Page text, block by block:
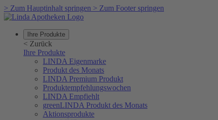
> Zum Hauptinhalt springen > Zum Footer springen
Ihre Produkte
< Zurück
Ihre Produkte
LINDA Eigenmarke
Produkt des Monats
LINDA Premium Produkt
Produktempfehlungswochen
LINDA Empfiehlt
greenLINDA Produkt des Monats
Aktionsprodukte